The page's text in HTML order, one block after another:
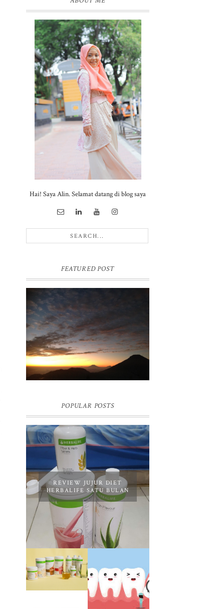
Hai! Saya Alin. Selamat datang di blog saya
FEATURED POST
BUKIT SIKUNIR DIENG | GOLDEN
SUNRISE TERBAIK DI ASIA
POPULAR POSTS
REVIEW JUJUR DIET
HERBALIFE SATU BULAN
JUJUR
SETELAH
HAMPIR 2
BERHENTI
PENGALAMAN
OPERASI
IMPAKSI GIGI